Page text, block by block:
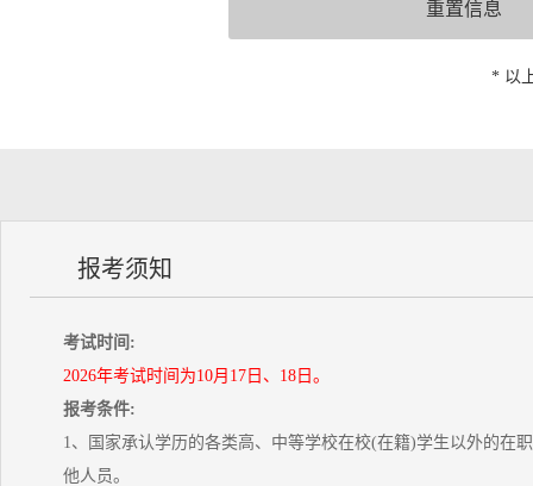
* 以
报考须知
考试时间:
2026年考试时间为10月17日、18日。
报考条件:
1、国家承认学历的各类高、中等学校在校(在籍)学生以外的在
他人员。